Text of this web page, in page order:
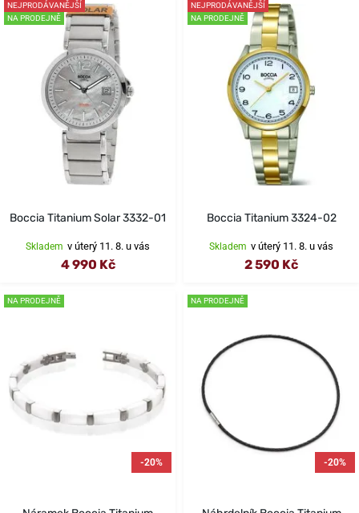
NEJPRODÁVANĚJŠÍ
NA PRODEJNĚ
Boccia Titanium Solar 3332-01
Skladem v úterý 11. 8. u vás
4 990 Kč
NEJPRODÁVANĚJŠÍ
NA PRODEJNĚ
Boccia Titanium 3324-02
Skladem v úterý 11. 8. u vás
2 590 Kč
NA PRODEJNĚ
-20%
NA PRODEJNĚ
-20%